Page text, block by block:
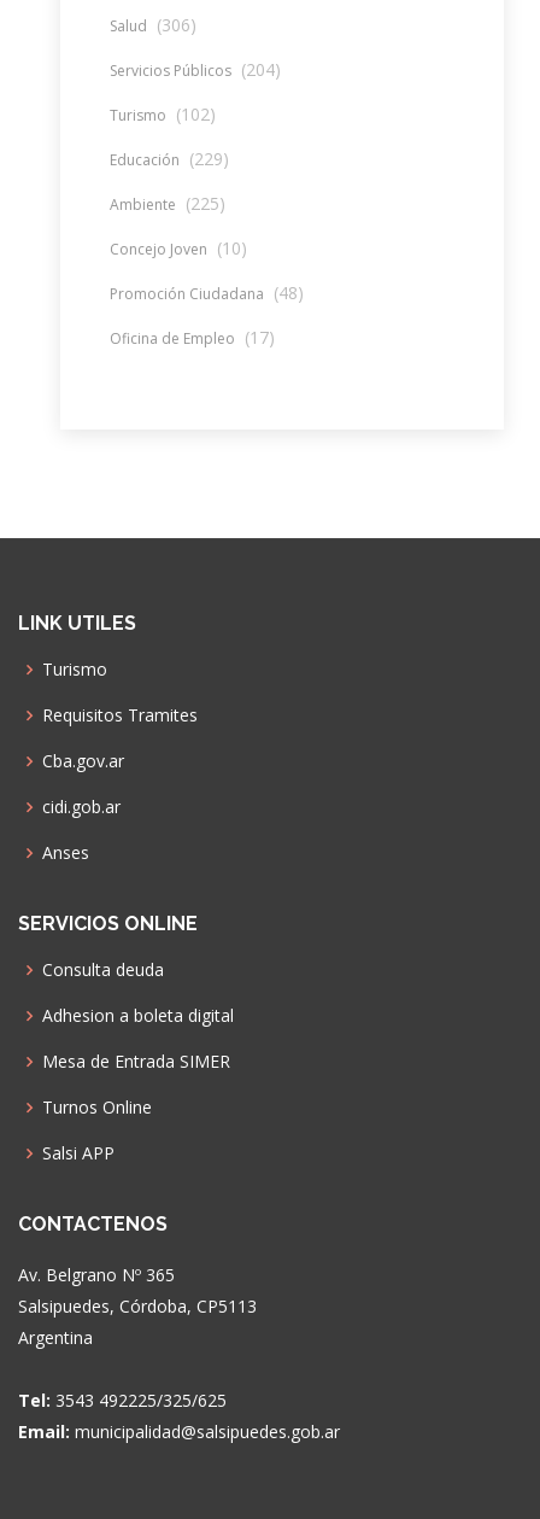
Salud (306)
Servicios Públicos (204)
Turismo (102)
Educación (229)
Ambiente (225)
Concejo Joven (10)
Promoción Ciudadana (48)
Oficina de Empleo (17)
LINK UTILES
Turismo
Requisitos Tramites
Cba.gov.ar
cidi.gob.ar
Anses
SERVICIOS ONLINE
Consulta deuda
Adhesion a boleta digital
Mesa de Entrada SIMER
Turnos Online
Salsi APP
CONTACTENOS
Av. Belgrano Nº 365
Salsipuedes, Córdoba, CP5113
Argentina
Tel: 3543 492225/325/625
Email: municipalidad@salsipuedes.gob.ar